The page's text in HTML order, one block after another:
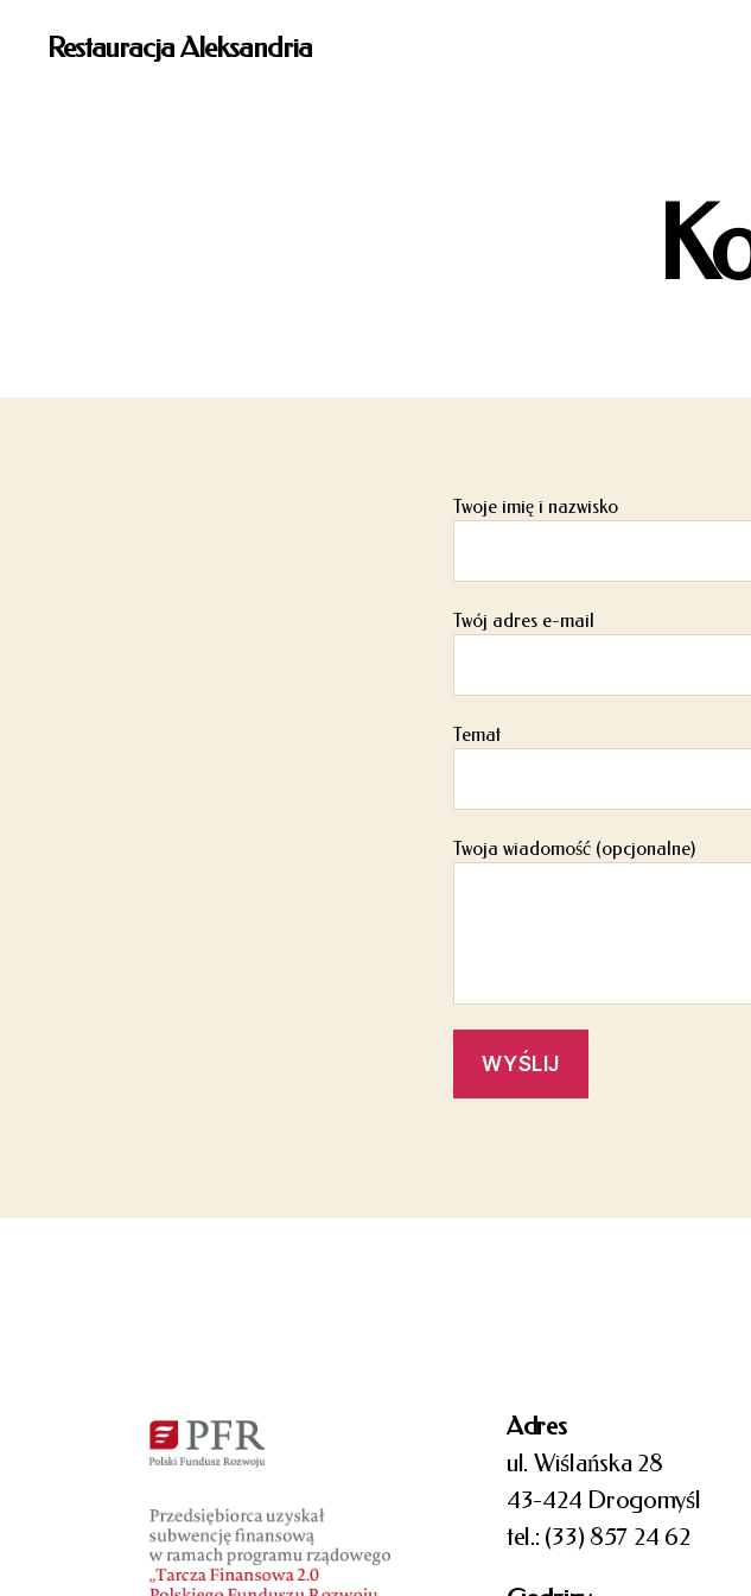
Restauracja Aleksandria
Twoje imię i nazwisko
Twój adres e-mail
Temat
Twoja wiadomość (opcjonalne)
Adres
ul. Wiślańska 28
43-424 Drogomyśl
tel.: (33) 857 24 62